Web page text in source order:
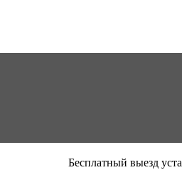
Бесплатный выезд